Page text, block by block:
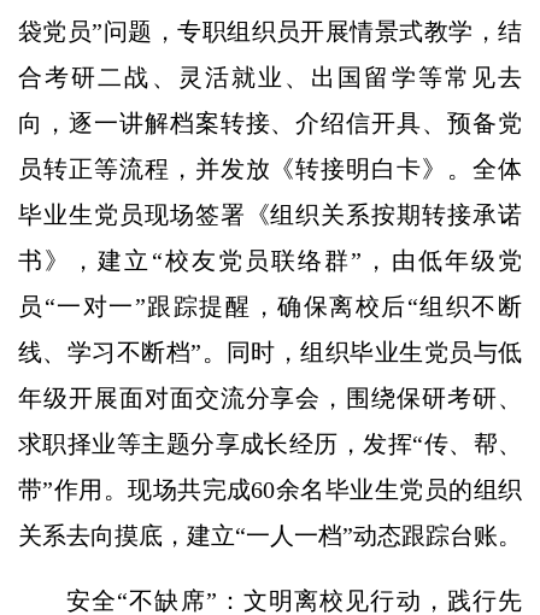
袋党员”问题，专职组织员开展情景式教学，结
合考研二战、灵活就业、出国留学等常见去
向，逐一讲解档案转接、介绍信开具、预备党
员转正等流程，并发放《转接明白卡》。全体
毕业生党员现场签署《组织关系按期转接承诺
书》，建立“校友党员联络群”，由低年级党
员“一对一”跟踪提醒，确保离校后“组织不断
线、学习不断档”。同时，组织毕业生党员与低
年级开展面对面交流分享会，围绕保研考研、
求职择业等主题分享成长经历，发挥“传、帮、
带”作用。现场共完成60余名毕业生党员的组织
关系去向摸底，建立“一人一档”动态跟踪台账。
安全“不缺席”：文明离校见行动，践行先